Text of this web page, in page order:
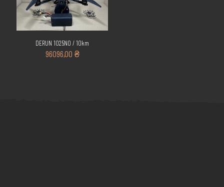
DERUN 1025NO / 10km
96096,00 ₴